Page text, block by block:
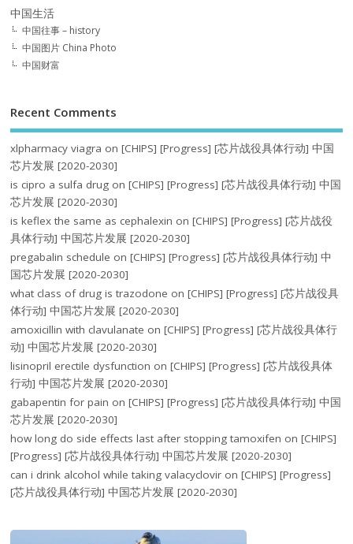
中国生活
中国往事 – history
中国图片 China Photo
中国财富
Recent Comments
xlpharmacy viagra on[CHIPS] [Progress] [芯片战役具体行动] 中国
芯片发展 [2020-2030]
is cipro a sulfa drug on[CHIPS] [Progress] [芯片战役具体行动] 中国
芯片发展 [2020-2030]
is keflex the same as cephalexin on[CHIPS] [Progress] [芯片战役
具体行动] 中国芯片发展 [2020-2030]
pregabalin schedule on[CHIPS] [Progress] [芯片战役具体行动] 中
国芯片发展 [2020-2030]
what class of drug is trazodone on[CHIPS] [Progress] [芯片战役具
体行动] 中国芯片发展 [2020-2030]
amoxicillin with clavulanate on[CHIPS] [Progress] [芯片战役具体行
动] 中国芯片发展 [2020-2030]
lisinopril erectile dysfunction on[CHIPS] [Progress] [芯片战役具体
行动] 中国芯片发展 [2020-2030]
gabapentin for pain on[CHIPS] [Progress] [芯片战役具体行动] 中国
芯片发展 [2020-2030]
how long do side effects last after stopping tamoxifen on[CHIPS]
[Progress] [芯片战役具体行动] 中国芯片发展 [2020-2030]
can i drink alcohol while taking valacyclovir on[CHIPS] [Progress]
[芯片战役具体行动] 中国芯片发展 [2020-2030]